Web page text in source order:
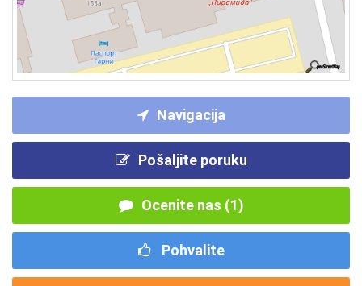
Navigacija
Pošaljite poruku
Ocenite nas (1)
Pohvalite